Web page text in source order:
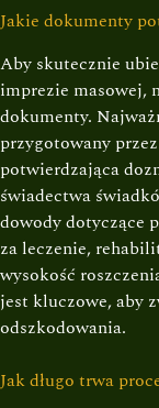
Jakie dokumenty
Aby skutecznie
imprezie masowej,
dokumenty.
przygotowany
potwierdzająca
świadectwa
dowody dotyczące
za leczenie,
wysokość
jest kluczowe, aby
odszkodowania.
Jak długo trwa